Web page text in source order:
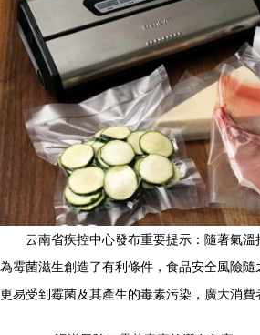
云南省疾控中心發布重要提示：隨著氣
為霉菌滋生創造了有利條件，食品安全風險隨
更易受到霉菌及其產生的毒素污染，廣大消費